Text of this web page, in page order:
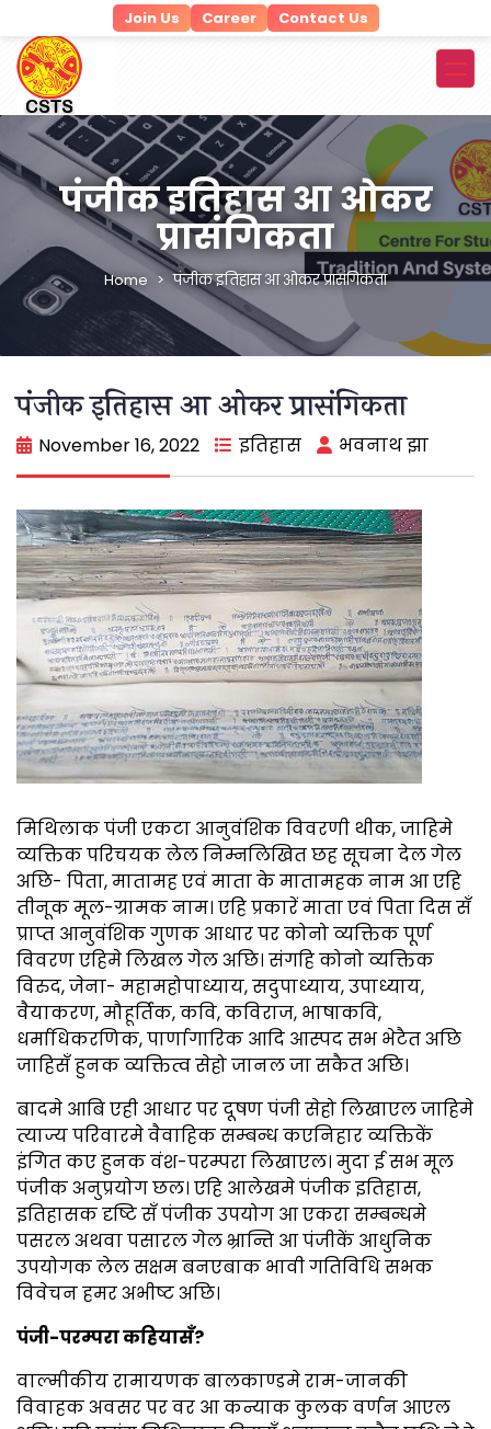
Join Us Career Contact Us
पंजीक इतिहास आ ओकर
प्रासंगिकता
Home पंजीक इतिहास आ ओकर प्रासंगिकता
पंजीक इतिहास आ ओकर प्रासंगिकता
November 16, 2022 इतिहास भवनाथ झा
मिथिलाक पंजी एकटा आनुवंशिक विवरणी थीक, जाहिमे
व्यक्तिक परिचयक लेल निम्नलिखित छह सूचना देल गेल
अछि- पिता, मातामह एवं माता के मातामहक नाम आ एहि
तीनूक मूल-ग्रामक नाम। एहि प्रकारें माता एवं पिता दिस सँ
प्राप्त आनुवंशिक गुणक आधार पर कोनो व्यक्तिक पूर्ण
विवरण एहिमे लिखल गेल अछि। संगहि कोनो व्यक्तिक
विरुद, जेना- महामहोपाध्याय, सदुपाध्याय, उपाध्याय,
वैयाकरण, मौहूर्तिक, कवि, कविराज, भाषाकवि,
धर्माधिकरणिक, पार्णागारिक आदि आस्पद सभ भेटैत अछि
जाहिसँ हुनक व्यक्तित्व सेहो जानल जा सकैत अछि।
बादमे आबि एही आधार पर दूषण पंजी सेहो लिखाएल जाहिमे
त्याज्य परिवारमे वैवाहिक सम्बन्ध कएनिहार व्यक्तिकें
इंगित कए हुनक वंश-परम्परा लिखाएल। मुदा ई सभ मूल
पंजीक अनुप्रयोग छल। एहि आलेखमे पंजीक इतिहास,
इतिहासक दृष्टि सँ पंजीक उपयोग आ एकरा सम्बन्धमे
पसरल अथवा पसारल गेल भ्रान्ति आ पंजीकें आधुनिक
उपयोगक लेल सक्षम बनएबाक भावी गतिविधि सभक
विवेचन हमर अभीष्ट अछि।
पंजी-परम्परा कहियासँ?
वाल्मीकीय रामायणक बालकाण्डमे राम-जानकी
विवाहक अवसर पर वर आ कन्याक कुलक वर्णन आएल